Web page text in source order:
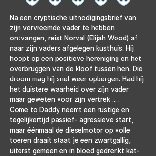
Na een cryptische uitnodigingsbrief van
zijn vervreemde vader te hebben
ontvangen, reist Norval (Elijah Wood) af
naar zijn vaders afgelegen kusthuis. Hij
hoopt op een positieve hereniging en het
overbruggen van de kloof tussen hen. Die
droom mag hij snel weer opbergen. Had hij
het duistere waarheid over zijn vader
maar geweten voor zijn vertrek ... .
Come to Daddy neemt een rustige en
tegelijkertijd passief- agressieve start,
maar éénmaal de dieselmotor op volle
toeren draait staat je een zwartgallig,
uiterst gemeen en in bloed gedrenkt kat-